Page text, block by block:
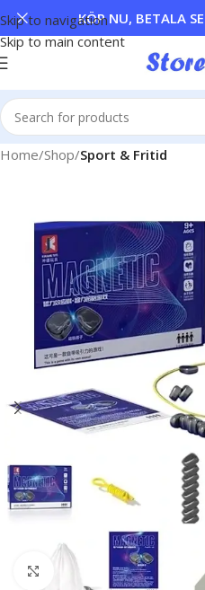
Skip to navigation
Skip to main content
KÖP NU, BETALA
Home Shop Sport & Fritid
Click to enlarge